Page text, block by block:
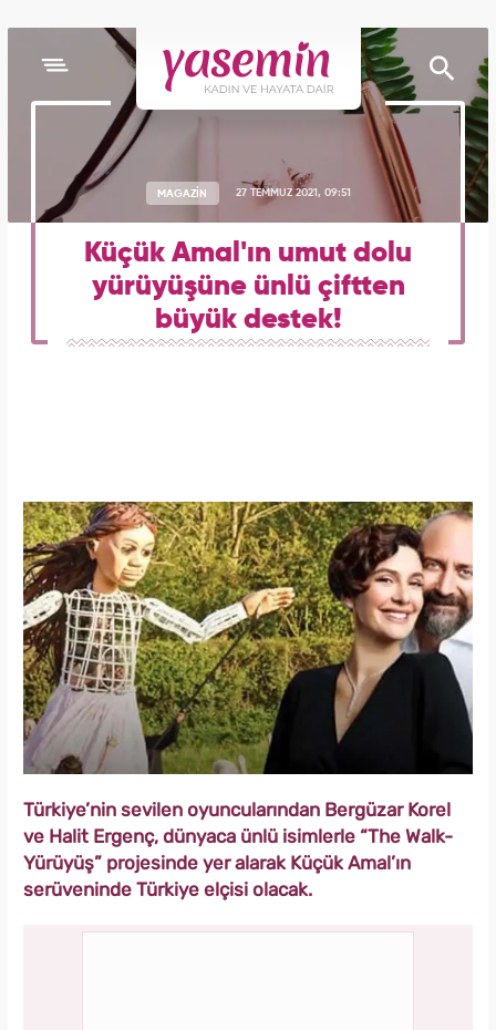
MAGAZİN 27 TEMMUZ 2021, 09:51
Küçük Amal'ın umut dolu
yürüyüşüne ünlü çiftten
büyük destek!
Türkiye’nin sevilen oyuncularından Bergüzar Korel
ve Halit Ergenç, dünyaca ünlü isimlerle “The Walk-
Yürüyüş” projesinde yer alarak Küçük Amal’ın
serüveninde Türkiye elçisi olacak.